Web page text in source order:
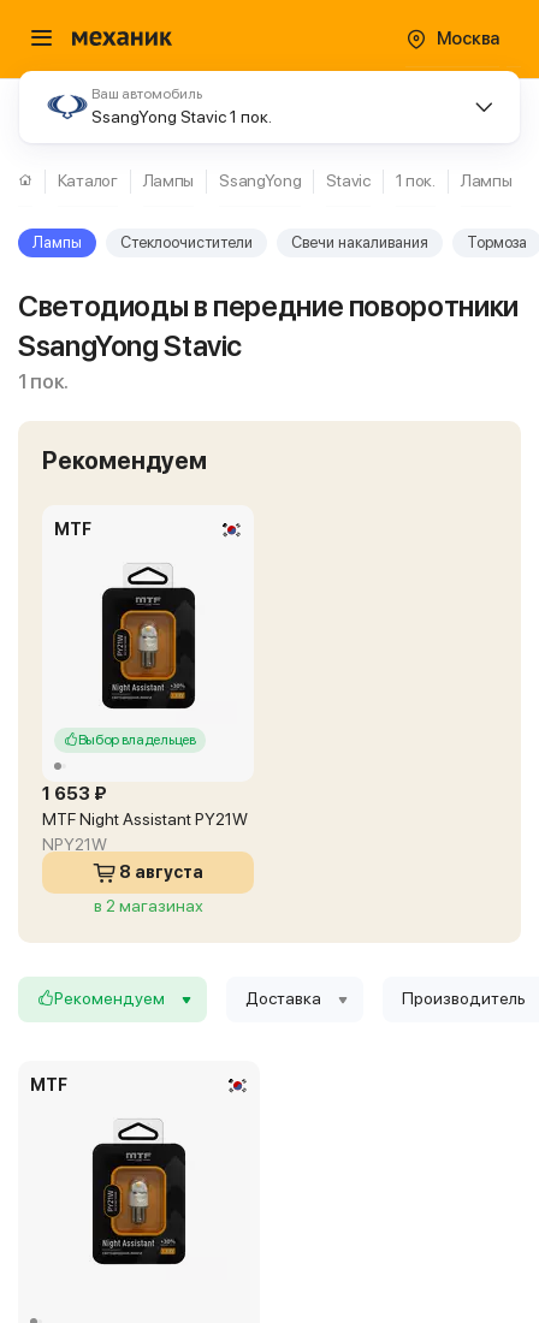
Москва
Ваш автомобиль
SsangYong Stavic 1 пок.
Каталог Лампы SsangYong Stavic 1 пок. Лампы
Лампы Стеклоочистители Свечи накаливания Тормоза
Светодиоды в передние поворотники
SsangYong Stavic
1 пок.
Рекомендуем
MTF
Выбор владельцев
1 653 ₽
MTF Night Assistant PY21W
NPY21W
8 августа
в 2 магазинах
Рекомендуем Доставка Производитель
MTF